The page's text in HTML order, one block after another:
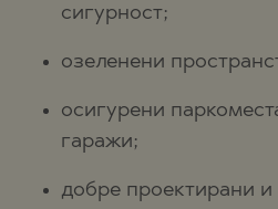
сигурност;
озеленени
осигурени
гаражи;
добре проектирани